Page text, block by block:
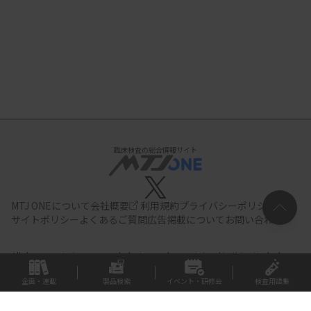
臨床検査の総合情報サイト
MTJ ONEについて会社概要 利用規約プライバシーポリシー
サイトポリシー よくあるご質問広告掲載について お問い合わせ
All documents,images and photographs contained in this site belong
to JIHO,Inc.
Use of these documents, images and photographs is
strictly prohibited.Copyright (C) JIHO,Inc.
企画・連載 製品検索 イベント・研修会 検査用語集